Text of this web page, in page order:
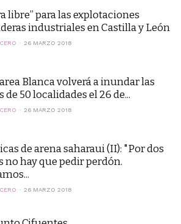
libre” para las explotaciones
industriales en Castilla y León
26 MARZO 2018
Blanca volverá a inundar las
de 50 localidades el 26 de...
26 MARZO 2018
de arena saharaui (II): "Por dos
no hay que pedir perdón.
26 MARZO 2018